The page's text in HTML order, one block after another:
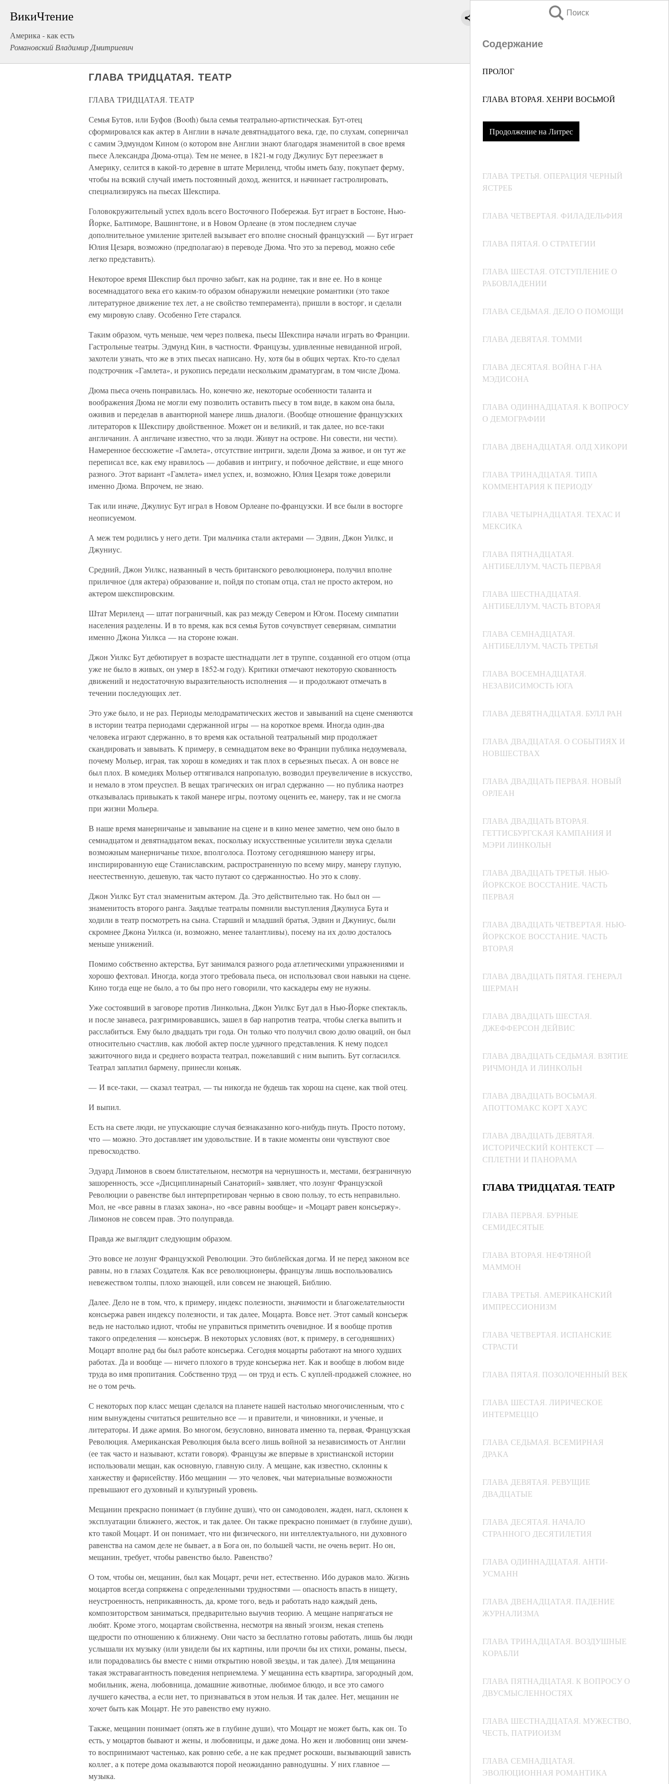
ВикиЧтение
Америка - как есть
Романовский Владимир Дмитриевич
Поиск
Содержание
ПРОЛОГ
ГЛАВА ВТОРАЯ. ХЕНРИ ВОСЬМОЙ
Продолжение на Литрес
ГЛАВА ТРЕТЬЯ. ОПЕРАЦИЯ ЧЕРНЫЙ
ЯСТРЕБ
ГЛАВА ЧЕТВЕРТАЯ. ФИЛАДЕЛЬФИЯ
ГЛАВА ПЯТАЯ. О СТРАТЕГИИ
ГЛАВА ШЕСТАЯ. ОТСТУПЛЕНИЕ О
РАБОВЛАДЕНИИ
ГЛАВА СЕДЬМАЯ. ДЕЛО О ПОМОЩИ
ГЛАВА ДЕВЯТАЯ. ТОММИ
ГЛАВА ДЕСЯТАЯ. ВОЙНА Г-НА
МЭДИСОНА
ГЛАВА ОДИННАДЦАТАЯ. К ВОПРОСУ
О ДЕМОГРАФИИ
ГЛАВА ДВЕНАДЦАТАЯ. ОЛД ХИКОРИ
ГЛАВА ТРИНАДЦАТАЯ. ТИПА
КОММЕНТАРИЯ К ПЕРИОДУ
ГЛАВА ЧЕТЫРНАДЦАТАЯ. ТЕХАС И
МЕКСИКА
ГЛАВА ПЯТНАДЦАТАЯ.
АНТИБЕЛЛУМ, ЧАСТЬ ПЕРВАЯ
ГЛАВА ШЕСТНАДЦАТАЯ.
АНТИБЕЛЛУМ, ЧАСТЬ ВТОРАЯ
ГЛАВА СЕМНАДЦАТАЯ.
АНТИБЕЛЛУМ, ЧАСТЬ ТРЕТЬЯ
ГЛАВА ВОСЕМНАДЦАТАЯ.
НЕЗАВИСИМОСТЬ ЮГА
ГЛАВА ДЕВЯТНАДЦАТАЯ. БУЛЛ РАН
ГЛАВА ДВАДЦАТАЯ. О СОБЫТИЯХ И
НОВШЕСТВАХ
ГЛАВА ДВАДЦАТЬ ПЕРВАЯ. НОВЫЙ
ОРЛЕАН
ГЛАВА ДВАДЦАТЬ ВТОРАЯ.
ГЕТТИСБУРГСКАЯ КАМПАНИЯ И
МЭРИ ЛИНКОЛЬН
ГЛАВА ДВАДЦАТЬ ТРЕТЬЯ. НЬЮ-
ЙОРКСКОЕ ВОССТАНИЕ. ЧАСТЬ
ПЕРВАЯ
ГЛАВА ДВАДЦАТЬ ЧЕТВЕРТАЯ. НЬЮ-
ЙОРКСКОЕ ВОССТАНИЕ. ЧАСТЬ
ВТОРАЯ
ГЛАВА ДВАДЦАТЬ ПЯТАЯ. ГЕНЕРАЛ
ШЕРМАН
ГЛАВА ДВАДЦАТЬ ШЕСТАЯ.
ДЖЕФФЕРСОН ДЕЙВИС
ГЛАВА ДВАДЦАТЬ СЕДЬМАЯ. ВЗЯТИЕ
РИЧМОНДА И ЛИНКОЛЬН
ГЛАВА ДВАДЦАТЬ ВОСЬМАЯ.
АПОТТОМАКС КОРТ ХАУС
ГЛАВА ДВАДЦАТЬ ДЕВЯТАЯ.
ИСТОРИЧЕСКИЙ КОНТЕКСТ —
СПЛЕТНИ И ПАНОРАМА
ГЛАВА ТРИДЦАТАЯ. ТЕАТР
ГЛАВА ПЕРВАЯ. БУРНЫЕ
СЕМИДЕСЯТЫЕ
ГЛАВА ВТОРАЯ. НЕФТЯНОЙ
МАММОН
ГЛАВА ТРЕТЬЯ. АМЕРИКАНСКИЙ
ИМПРЕССИОНИЗМ
ГЛАВА ЧЕТВЕРТАЯ. ИСПАНСКИЕ
СТРАСТИ
ГЛАВА ПЯТАЯ. ПОЗОЛОЧЕННЫЙ ВЕК
ГЛАВА ШЕСТАЯ. ЛИРИЧЕСКОЕ
ИНТЕРМЕЦЦО
ГЛАВА СЕДЬМАЯ. ВСЕМИРНАЯ
ДРАКА
ГЛАВА ДЕВЯТАЯ. РЕВУЩИЕ
ДВАДЦАТЫЕ
ГЛАВА ДЕСЯТАЯ. НАЧАЛО
СТРАННОГО ДЕСЯТИЛЕТИЯ
ГЛАВА ОДИННАДЦАТАЯ. АНТИ-
УСМАНН
ГЛАВА ДВЕНАДЦАТАЯ. ПАДЕНИЕ
ЖУРНАЛИЗМА
ГЛАВА ТРИНАДЦАТАЯ. ВОЗДУШНЫЕ
КОРАБЛИ
ГЛАВА ПЯТНАДЦАТАЯ. К ВОПРОСУ О
ДВУСМЫСЛЕННОСТЯХ
ГЛАВА ШЕСТНАДЦАТАЯ. МУЖЕСТВО,
ЧЕСТЬ, ПАТРИОИЗМ
ГЛАВА СЕМНАДЦАТАЯ.
ЭВОЛЮЦИОННАЯ РОМАНТИКА
ГЛАВА ТРИДЦАТАЯ. ТЕАТР
ГЛАВА ТРИДЦАТАЯ. ТЕАТР
Семья Бутов, или Буфов (Booth) была семья театрально-артистическая. Бут-отец
сформировался как актер в Англии в начале девятнадцатого века, где, по слухам, соперничал
с самим Эдмундом Кином (о котором вне Англии знают благодаря знаменитой в свое время
пьесе Александра Дюма-отца). Тем не менее, в 1821-м году Джулиус Бут переезжает в
Америку, селится в какой-то деревне в штате Мериленд, чтобы иметь базу, покупает ферму,
чтобы на всякий случай иметь постоянный доход, женится, и начинает гастролировать,
специализируясь на пьесах Шекспира.
Головокружительный успех вдоль всего Восточного Побережья. Бут играет в Бостоне, Нью-
Йорке, Балтиморе, Вашингтоне, и в Новом Орлеане (в этом последнем случае
дополнительное умиление зрителей вызывает его вполне сносный французский — Бут играет
Юлия Цезаря, возможно (предполагаю) в переводе Дюма. Что это за перевод, можно себе
легко представить).
Некоторое время Шекспир был прочно забыт, как на родине, так и вне ее. Но в конце
восемнадцатого века его каким-то образом обнаружили немецкие романтики (это такое
литературное движение тех лет, а не свойство темперамента), пришли в восторг, и сделали
ему мировую славу. Особенно Гете старался.
Таким образом, чуть меньше, чем через полвека, пьесы Шекспира начали играть во Франции.
Гастрольные театры. Эдмунд Кин, в частности. Французы, удивленные невиданной игрой,
захотели узнать, что же в этих пьесах написано. Ну, хотя бы в общих чертах. Кто-то сделал
подстрочник «Гамлета», и рукопись передали нескольким драматургам, в том числе Дюма.
Дюма пьеса очень понравилась. Но, конечно же, некоторые особенности таланта и
воображения Дюма не могли ему позволить оставить пьесу в том виде, в каком она была,
оживив и переделав в авантюрной манере лишь диалоги. (Вообще отношение французских
литераторов к Шекспиру двойственное. Может он и великий, и так далее, но все-таки
англичанин. А англичане известно, что за люди. Живут на острове. Ни совести, ни чести).
Намеренное бессюжетие «Гамлета», отсутствие интриги, задели Дюма за живое, и он тут же
переписал все, как ему нравилось — добавив и интригу, и побочное действие, и еще много
разного. Этот вариант «Гамлета» имел успех, и, возможно, Юлия Цезаря тоже доверили
именно Дюма. Впрочем, не знаю.
Так или иначе, Джулиус Бут играл в Новом Орлеане по-французски. И все были в восторге
неописуемом.
А меж тем родились у него дети. Три мальчика стали актерами — Эдвин, Джон Уилкс, и
Джуниус.
Средний, Джон Уилкс, названный в честь британского революционера, получил вполне
приличное (для актера) образование и, пойдя по стопам отца, стал не просто актером, но
актером шекспировским.
Штат Мериленд — штат пограничный, как раз между Севером и Югом. Посему симпатии
населения разделены. И в то время, как вся семья Бутов сочувствует северянам, симпатии
именно Джона Уилкса — на стороне южан.
Джон Уилкс Бут дебютирует в возрасте шестнадцати лет в труппе, созданной его отцом (отца
уже не было в живых, он умер в 1852-м году). Критики отмечают некоторую скованность
движений и недостаточную выразительность исполнения — и продолжают отмечать в
течении последующих лет.
Это уже было, и не раз. Периоды мелодраматических жестов и завываний на сцене сменяются
в истории театра периодами сдержанной игры — на короткое время. Иногда один-два
человека играют сдержанно, в то время как остальной театральный мир продолжает
скандировать и завывать. К примеру, в семнадцатом веке во Франции публика недоумевала,
почему Мольер, играя, так хорош в комедиях и так плох в серьезных пьесах. А он вовсе не
был плох. В комедиях Мольер оттягивался напропалую, возводил преувеличение в искусство,
и немало в этом преуспел. В вещах трагических он играл сдержанно — но публика наотрез
отказывалась привыкать к такой манере игры, поэтому оценить ее, манеру, так и не смогла
при жизни Мольера.
В наше время манерничанье и завывание на сцене и в кино менее заметно, чем оно было в
семнадцатом и девятнадцатом веках, поскольку искусственные усилители звука сделали
возможным манерничанье тихое, вполголоса. Поэтому сегодняшнюю манеру игры,
инспирированную еще Станиславским, распространенную по всему миру, манеру глупую,
неестественную, дешевую, так часто путают со сдержанностью. Но это к слову.
Джон Уилкс Бут стал знаменитым актером. Да. Это действительно так. Но был он —
знаменитость второго ранга. Заядлые театралы помнили выступления Джулиуса Бута и
ходили в театр посмотреть на сына. Старший и младший братья, Эдвин и Джуниус, были
скромнее Джона Уилкса (и, возможно, менее талантливы), посему на их долю досталось
меньше унижений.
Помимо собственно актерства, Бут занимался разного рода атлетическими упражнениями и
хорошо фехтовал. Иногда, когда этого требовала пьеса, он использовал свои навыки на сцене.
Кино тогда еще не было, а то бы про него говорили, что каскадеры ему не нужны.
Уже состоявший в заговоре против Линкольна, Джон Уилкс Бут дал в Нью-Йорке спектакль,
и после занавеса, разгримировавшись, зашел в бар напротив театра, чтобы слегка выпить и
расслабиться. Ему было двадцать три года. Он только что получил свою долю оваций, он был
относительно счастлив, как любой актер после удачного представления. К нему подсел
зажиточного вида и среднего возраста театрал, пожелавший с ним выпить. Бут согласился.
Театрал заплатил бармену, принесли коньяк.
— И все-таки, — сказал театрал, — ты никогда не будешь так хорош на сцене, как твой отец.
И выпил.
Есть на свете люди, не упускающие случая безнаказанно кого-нибудь пнуть. Просто потому,
что — можно. Это доставляет им удовольствие. И в такие моменты они чувствуют свое
превосходство.
Эдуард Лимонов в своем блистательном, несмотря на чернушность и, местами, безграничную
зашоренность, эссе «Дисциплинарный Санаторий» заявляет, что лозунг Французской
Революции о равенстве был интерпретирован чернью в свою пользу, то есть неправильно.
Мол, не «все равны в глазах закона», но «все равны вообще» и «Моцарт равен консьержу».
Лимонов не совсем прав. Это полуправда.
Правда же выглядит следующим образом.
Это вовсе не лозунг Французской Революции. Это библейская догма. И не перед законом все
равны, но в глазах Создателя. Как все революционеры, французы лишь воспользовались
невежеством толпы, плохо знающей, или совсем не знающей, Библию.
Далее. Дело не в том, что, к примеру, индекс полезности, значимости и благожелательности
консьержа равен индексу полезности, и так далее, Моцарта. Вовсе нет. Этот самый консьерж
ведь не настолько идиот, чтобы не управиться приметить очевидное. И я вообще против
такого определения — консьерж. В некоторых условиях (вот, к примеру, в сегодняшних)
Моцарт вполне рад бы был работе консьержа. Сегодня моцарты работают на много худших
работах. Да и вообще — ничего плохого в труде консьержа нет. Как и вообще в любом виде
труда во имя пропитания. Собственно труд — он труд и есть. С куплей-продажей сложнее, но
не о том речь.
С некоторых пор класс мещан сделался на планете нашей настолько многочисленным, что с
ним вынуждены считаться решительно все — и правители, и чиновники, и ученые, и
литераторы. И даже армия. Во многом, безусловно, виновата именно та, первая, Французская
Революция. Американская Революция была всего лишь войной за независимость от Англии
(ее так часто и называют, кстати говоря). Французы же впервые в христианской истории
использовали мещан, как основную, главную силу. А мещане, как известно, склонны к
ханжеству и фарисейству. Ибо мещанин — это человек, чьи материальные возможности
превышают его духовный и культурный уровень.
Мещанин прекрасно понимает (в глубине души), что он самодоволен, жаден, нагл, склонен к
эксплуатации ближнего, жесток, и так далее. Он также прекрасно понимает (в глубине души),
кто такой Моцарт. И он понимает, что ни физического, ни интеллектуального, ни духовного
равенства на самом деле не бывает, а в Бога он, по большей части, не очень верит. Но он,
мещанин, требует, чтобы равенство было. Равенство?
О том, чтобы он, мещанин, был как Моцарт, речи нет, естественно. Ибо дураков мало. Жизнь
моцартов всегда сопряжена с определенными трудностями — опасность впасть в нищету,
неустроенность, неприкаянность, да, кроме того, ведь и работать надо каждый день,
композиторством заниматься, предварительно выучив теорию. А мещане напрягаться не
любят. Кроме этого, моцартам свойственна, несмотря на явный эгоизм, некая степень
щедрости по отношению к ближнему. Они часто за бесплатно готовы работать, лишь бы люди
услышали их музыку (или увидели бы их картины, или прочли бы их стихи, романы, пьесы,
или порадовались бы вместе с ними открытию новой звезды, и так далее). Для мещанина
такая экстравагантность поведения неприемлема. У мещанина есть квартира, загородный дом,
мобильник, жена, любовница, домашние животные, любимое блюдо, и все это самого
лучшего качества, а если нет, то признаваться в этом нельзя. И так далее. Нет, мещанин не
хочет быть как Моцарт. Не это равенство ему нужно.
Также, мещанин понимает (опять же в глубине души), что Моцарт не может быть, как он. То
есть, у моцартов бывают и жены, и любовницы, и даже дома. Но жен и любовниц они зачем-
то воспринимают частенько, как ровню себе, а не как предмет роскоши, вызывающий зависть
коллег, а к потере дома оказываются порой неожиданно равнодушны. У них главное —
музыка.